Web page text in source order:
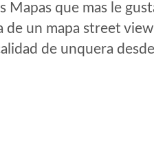
Mapas que mas le
un mapa street
de unquera